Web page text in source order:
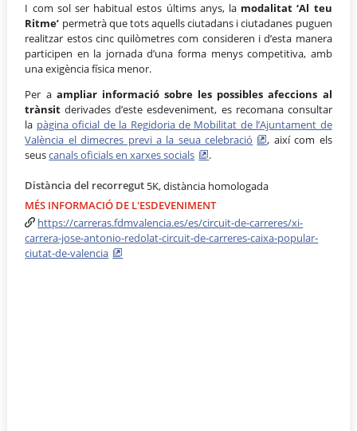
I com sol ser habitual estos últims anys, la modalitat ‘Al teu
Ritme’ permetrà que tots aquells ciutadans i ciutadanes puguen
realitzar estos cinc quilòmetres com consideren i d’esta manera
participen en la jornada d’una forma menys competitiva, amb
una exigència física menor.
Per a ampliar informació sobre les possibles afeccions al
trànsit derivades d’este esdeveniment, es recomana consultar
la pàgina oficial de la Regidoria de Mobilitat de l’Ajuntament de
València el dimecres previ a la seua celebració
, així com els
seuscanals oficials en xarxes socials .
Distància del recorregut 5K, distància homologada
MÉS INFORMACIÓ DE L'ESDEVENIMENT
https://carreras.fdmvalencia.es/es/circuit-de-carreres/xi-
carrera-jose-antonio-redolat-circuit-de-carreres-caixa-popular-
ciutat-de-valencia